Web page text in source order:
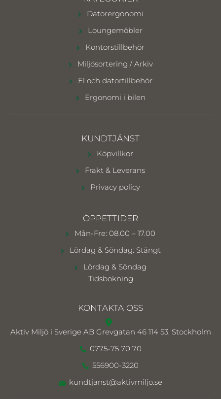
Datorergonomi
Loungemöbler
Kontorstillbehör
Miljösortering / Arkiv
El och datortillbehör
Ergonomi i bilen
KUNDTJÄNST
Köpvillkor
Frakt & Leverans
Privacy policy
ÖPPETTIDER
Mån-Fre: 08.00 – 17.00
Lördag & Söndag: Stängt
Lördag & Söndag
Tidsbokning
KONTAKTA OSS
Aktiv Miljö i Sverige AB Grevgatan 46 114 53, Stockholm
0775-75 70 70
556900-3220
kundtjanst@aktivmiljo.se